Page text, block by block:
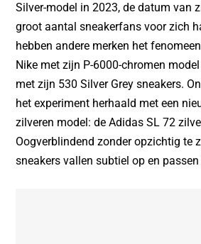
Silver-model in 2023, de datum van
groot aantal sneakerfans voor zich
hebben andere merken het
Nike met zijn P-6000-chromen
met zijn 530 Silver Grey sneakers.
het experiment herhaald met een
zilveren model: de Adidas SL 72
Oogverblindend zonder opzichtig te
sneakers vallen subtiel op en